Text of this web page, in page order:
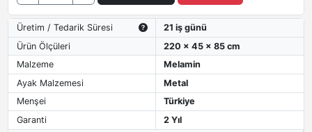
Üretim / Tedarik Süresi
21 iş günü
Ürün Ölçüleri
220 x 45 x 85 cm
Malzeme
Melamin
Ayak Malzemesi
Metal
Menşei
Türkiye
Garanti
2 Yıl